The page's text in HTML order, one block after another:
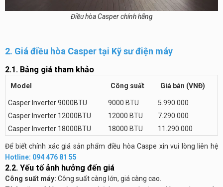
Điều hòa Casper chính hãng
2. Giá điều hòa Casper tại Kỹ sư điện máy
2.1. Bảng giá tham khảo
Model Công suất Giá bán (VNĐ)
Casper Inverter 9000BTU 9000 BTU
5.990.000
Casper Inverter 12000BTU
12000 BTU
7.290.000
Casper Inverter 18000BTU
18000 BTU 11.290.000
Để biết chính xác giá sản phẩm điều hòa Caspe xin vui lòng liên hệ
Hotline: 094 476 81 55
2.2. Yếu tố ảnh hưởng đến giá
Công suất máy: Công suất càng lớn, giá càng cao.